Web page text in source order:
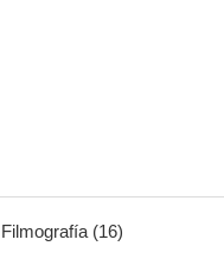
Filmografía (16)